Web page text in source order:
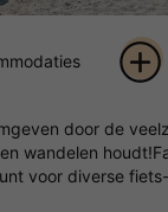
door de
wandelen
voor diverse